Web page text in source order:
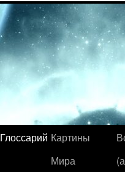
Глоссарий Картины
Мира